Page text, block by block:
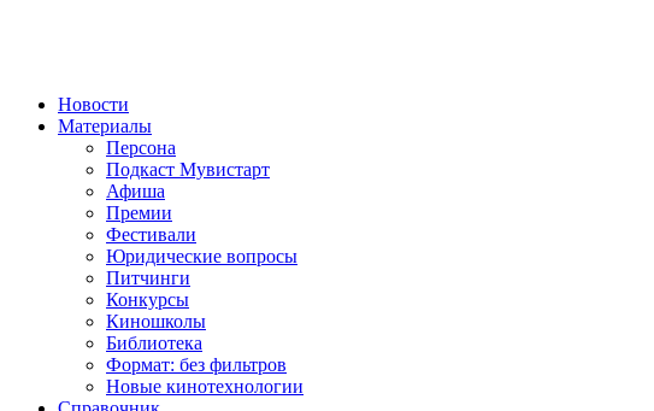
Новости
Материалы
Персона
Подкаст Мувистарт
Афиша
Премии
Фестивали
Юридические вопросы
Питчинги
Конкурсы
Киношколы
Библиотека
Формат: без фильтров
Новые кинотехнологии